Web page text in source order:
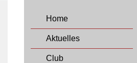
Home
Aktuelles
Club